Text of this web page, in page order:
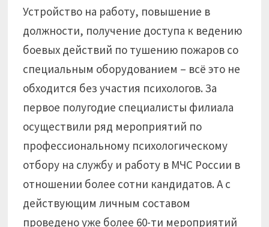
Устройство на работу, повышение в
должности, получение доступа к ведению
боевых действий по тушению пожаров со
специальным оборудованием – всё это не
обходится без участия психологов. За
первое полугодие специалисты филиала
осуществили ряд мероприятий по
профессиональному психологическому
отбору на службу и работу в МЧС России в
отношении более сотни кандидатов. А с
действующим личным составом
проведено уже более 60-ти мероприятий